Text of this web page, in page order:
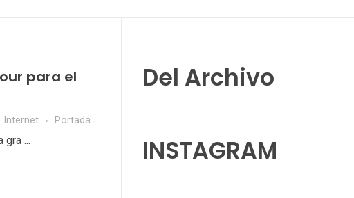
para el
Internet Portada
...
Del Archivo
INSTAGRAM